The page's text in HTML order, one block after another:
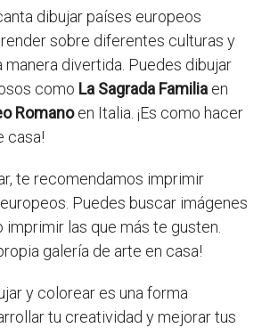
dibujar países europeos
sobre diferentes culturas y
divertida. Puedes dibujar
como La Sagrada Familia en
Romanoen Italia. ¡Es como hacer
casa!
te recomendamos imprimir
Puedes buscar imágenes
imprimir las que más te gusten.
galería de arte en casa!
y colorear es una forma
tu creatividad y mejorar tus